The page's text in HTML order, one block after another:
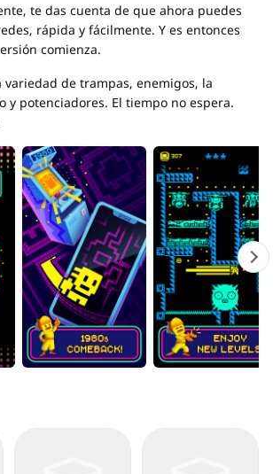
te das cuenta de que ahora puedes
rápida y fácilmente. Y es entonces
comienza.
variedad de trampas, enemigos, la
y potenciadores. El tiempo no espera.